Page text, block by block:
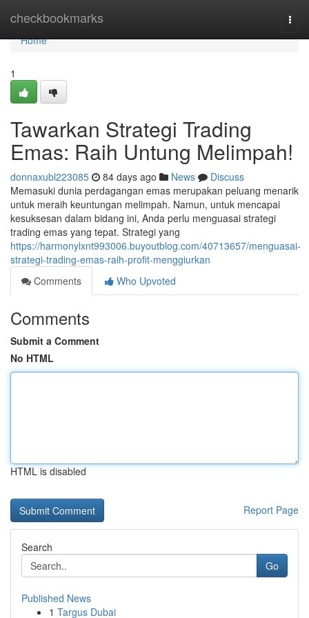
checkbookmarks
Home
Home
1
Tawarkan Strategi Trading
Emas: Raih Untung Melimpah!
donnaxubl223085 84 days ago News
Discuss
Memasuki dunia perdagangan emas merupakan peluang menarik
untuk meraih keuntungan melimpah. Namun, untuk mencapai
kesuksesan dalam bidang ini, Anda perlu menguasai strategi
trading emas yang tepat. Strategi yang
https://harmonylxnt993006.buyoutblog.com/40713657/menguasai-
strategi-trading-emas-raih-profit-menggiurkan
Comments
Who Upvoted
Comments
Submit a Comment
No HTML
HTML is disabled
Report Page
Search
Go
Published News
1 Targus Dubai